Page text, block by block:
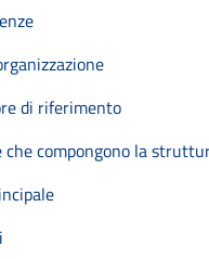
di riferimento
che compongono la